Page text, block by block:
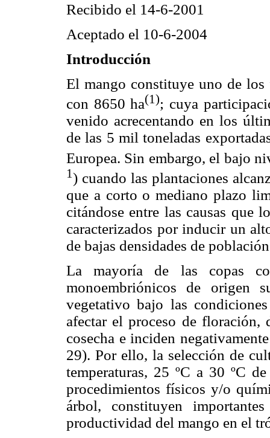
Recibido el 14-6-2001
Aceptado el 10-6-2004
Introducción
El mango constituye uno de los
con 8650 ha(1); cuya
venido acrecentando en los
de las 5 mil toneladas
Europea. Sin embargo, el bajo
1) cuando las plantaciones
que a corto o mediano plazo
citándose entre las causas que
caracterizados por inducir un
de bajas densidades de
La mayoría de las copas
monoembriónicos de origen
vegetativo bajo las
afectar el proceso de
cosecha e inciden
29). Por ello, la selección de
temperaturas, 25 ºC a 30 ºC
procedimientos físicos y/o
árbol, constituyen
productividad del mango en el